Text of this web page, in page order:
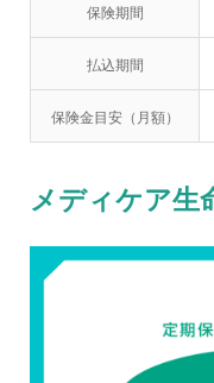
保険期間
払込期間
保険金目安（月額）
メディケア生